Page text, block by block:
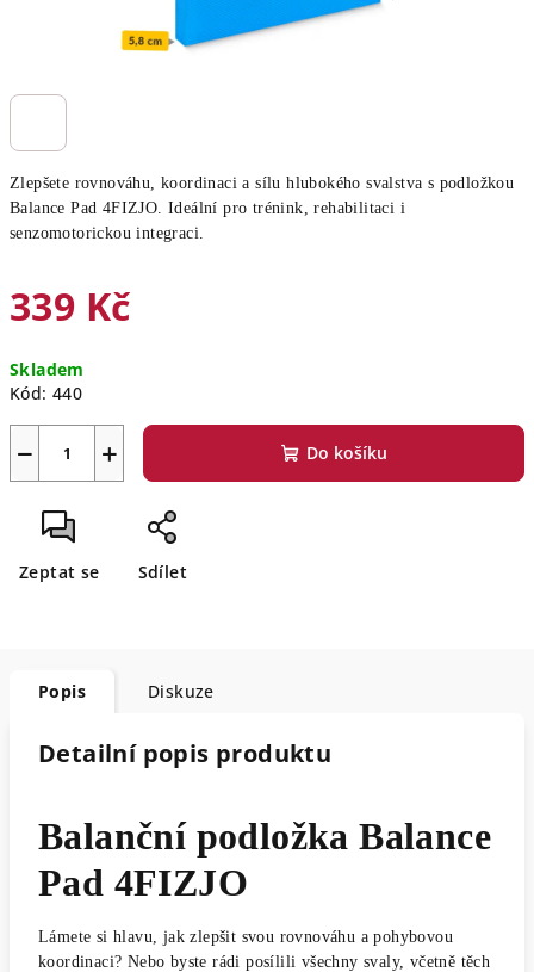
Zlepšete rovnováhu, koordinaci a sílu hlubokého svalstva s podložkou
Balance Pad 4FIZJO. Ideální pro trénink, rehabilitaci i
senzomotorickou integraci.
339 Kč
cena:
Skladem
Kód: 440
+
− Do košíku
Zeptat se Sdílet
Popis Diskuze
Detailní popis produktu
Balanční podložka Balance
Pad 4FIZJO
Lámete si hlavu, jak zlepšit svou rovnováhu a pohybovou
koordinaci? Nebo byste rádi posílili všechny svaly, včetně těch